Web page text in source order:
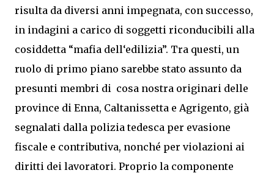
risulta da diversi anni impegnata, con successo,
in indagini a carico di soggetti riconducibili alla
cosiddetta “mafia dell‘edilizia”. Tra questi, un
ruolo di primo piano sarebbe stato assunto da
presunti membri di cosa nostra originari delle
province di Enna, Caltanissetta e Agrigento, già
segnalati dalla polizia tedesca per evasione
fiscale e contributiva, nonché per violazioni ai
diritti dei lavoratori. Proprio la componente